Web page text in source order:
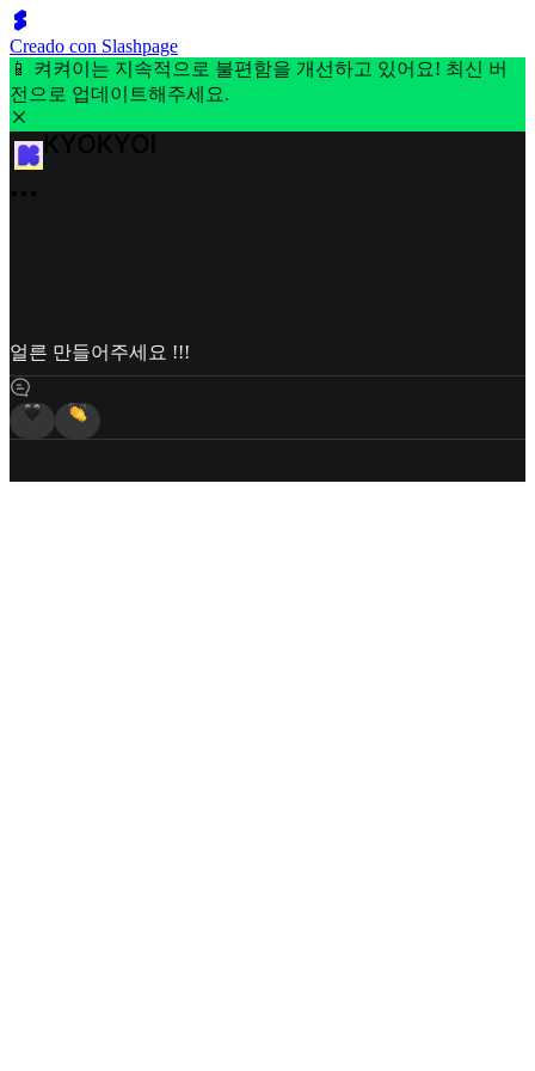
Creado con Slashpage
📱 켜켜이는 지속적으로 불편함을 개선하고 있어요! 최신 버
전으로 업데이트해주세요.
얼른 만들어주세요 !!!